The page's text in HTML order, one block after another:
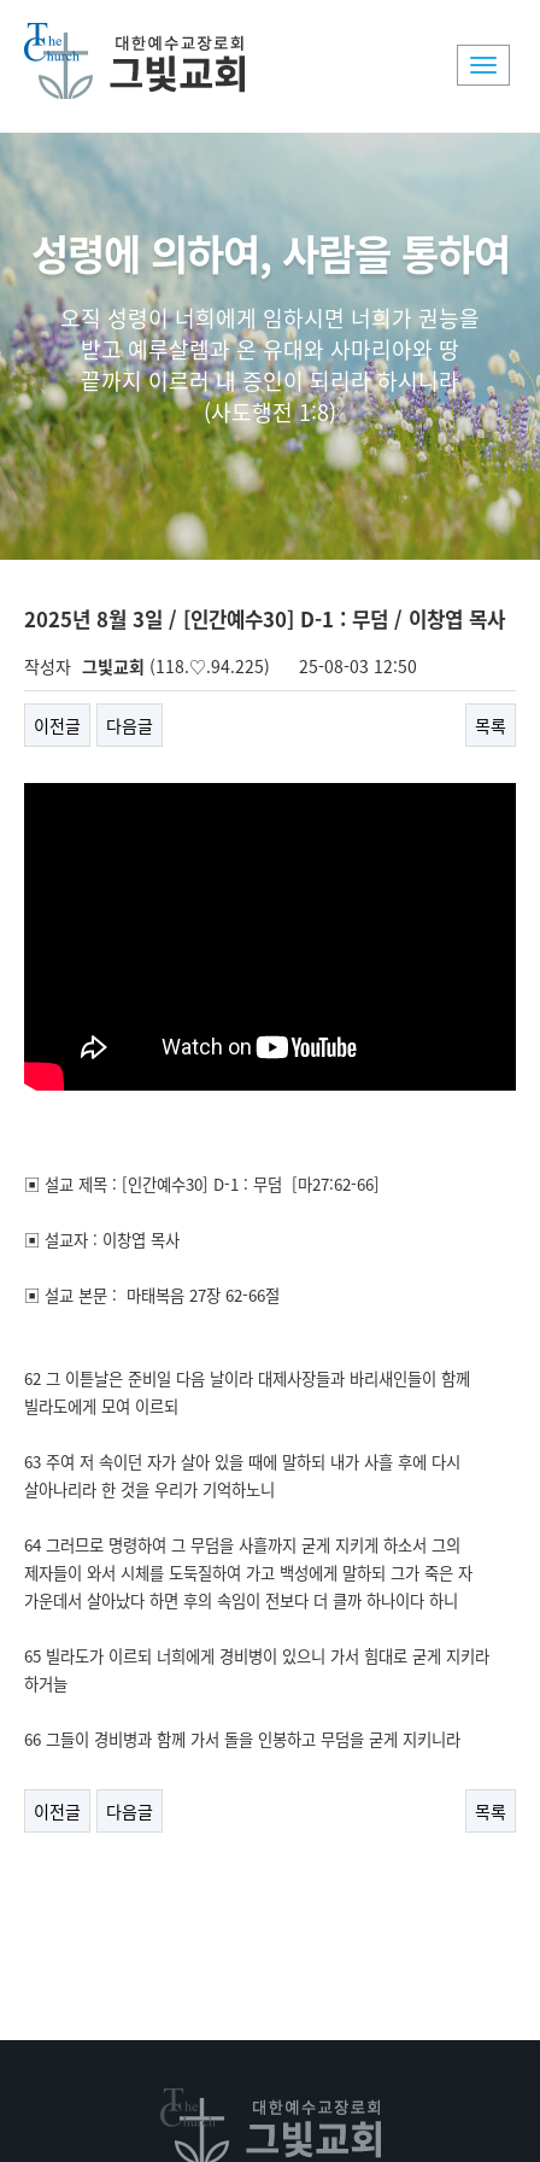
Toggle
성령에 의하여, 사람을 통하여
오직 성령이 너희에게 임하시면 너희가 권능을
받고 예루살렘과 온 유대와 사마리아와 땅
끝까지 이르러 내 증인이 되리라 하시니라
(사도행전 1:8)
2025년 8월 3일 / [인간예수30] D-1 : 무덤 / 이창엽 목사
작성자 그빛교회 (118.♡.94.225) 25-08-03 12:50
이전글 다음글 목록
▣ 설교 제목 : [인간예수30] D-1 : 무덤 [마27:62-66]
▣ 설교자 : 이창엽 목사
▣ 설교 본문 : 마태복음 27장 62-66절
62 그 이튿날은 준비일 다음 날이라 대제사장들과 바리새인들이 함께
빌라도에게 모여 이르되
63 주여 저 속이던 자가 살아 있을 때에 말하되 내가 사흘 후에 다시
살아나리라 한 것을 우리가 기억하노니
64 그러므로 명령하여 그 무덤을 사흘까지 굳게 지키게 하소서 그의
제자들이 와서 시체를 도둑질하여 가고 백성에게 말하되 그가 죽은 자
가운데서 살아났다 하면 후의 속임이 전보다 더 클까 하나이다 하니
65 빌라도가 이르되 너희에게 경비병이 있으니 가서 힘대로 굳게 지키라
하거늘
66 그들이 경비병과 함께 가서 돌을 인봉하고 무덤을 굳게 지키니라
이전글 다음글 목록